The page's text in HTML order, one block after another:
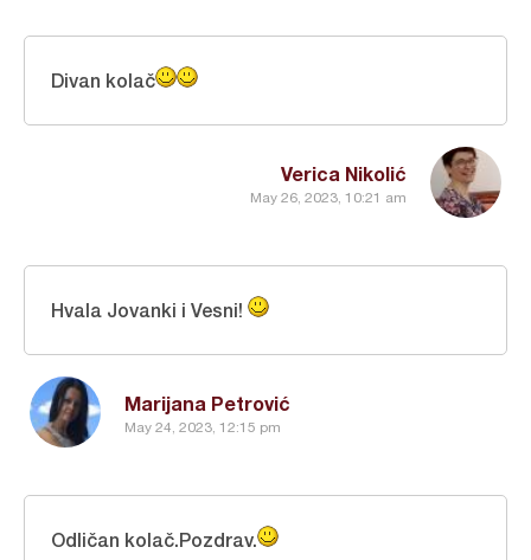
Verica Nikolić
May 26, 2023, 10:21 am
Divan kolač
Marijana Petrović
May 24, 2023, 12:15 pm
Hvala Jovanki i Vesni!
Odličan kolač.Pozdrav.